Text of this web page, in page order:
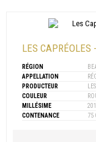
LES CAPRÉOLES
RÉGION
APPELLATION
PRODUCTEUR
COULEUR
MILLÉSIME
CONTENANCE
75